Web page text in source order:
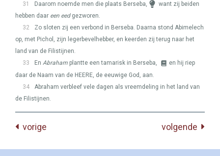
31
Daarom noemde men die plaats Berseba,
want zij beiden
hebben daar een eedgezworen.
32
Zo sloten zij een verbond in Berseba. Daarna stond Abimelech
op, met Pichol, zijn legerbevelhebber, en keerden zij terug naar het
land van de Filistijnen.
33
En Abraham plantte een tamarisk in Berseba,
en hij riep
daar de Naam van de HEERE, de eeuwige God, aan.
34
Abraham verbleef vele dagen als vreemdeling in het land van
de Filistijnen.
vorige volgende